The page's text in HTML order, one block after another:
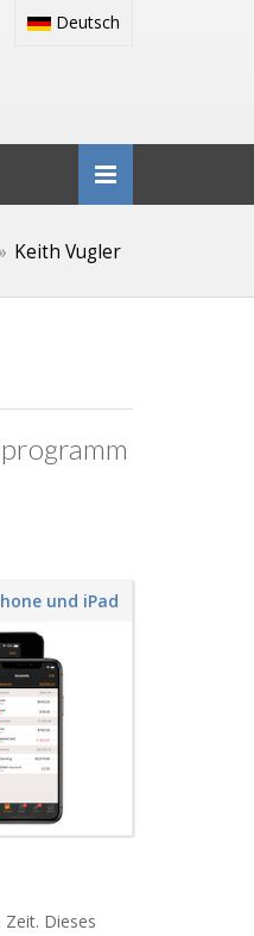
Deutsch
Keith Vugler
und iPad
Dieses